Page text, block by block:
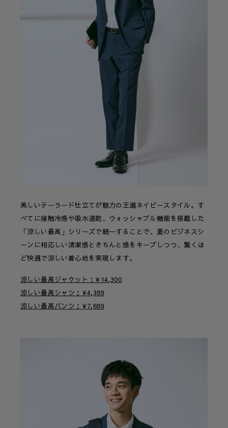
美しいテーラード仕立てが魅力の王道ネイビースタイル。す
べてに接触冷感や吸水速乾、ウォッシャブル機能を搭載した
「涼しい最高」シリーズで統一することで、夏のビジネスシ
ーンに相応しい清潔感ときちんと感をキープしつつ、驚くほ
ど快適で涼しい着心地を実現します。
涼しい最高ジャケット ¥14,300
涼しい最高シャツ
¥4,389
涼しい最高パンツ
¥7,689